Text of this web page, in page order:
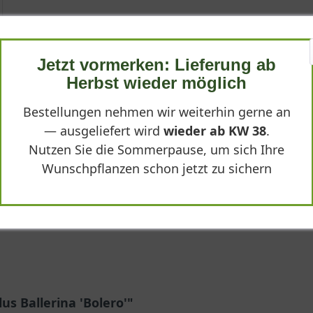
mit ihrer romantischen Optik
sind saftig
‘Bolero‘
‘Bolero‘
Züchtung des Malus Ballerina und zeichnet sich durch
Selektion eignet sich hervorragend für die Pflanzung in kleinen
sehr winterhartem Charakter. Der kleine Strauch
erhältlich
und wird botanisch der Familie der Rosengewächse sowie
Ballerina 'Bolero'"
Jetzt vormerken: Lieferung ab
Herbst wieder möglich
Bestellungen nehmen wir weiterhin gerne an
— ausgeliefert wird wieder ab KW 38.
Nutzen Sie die Sommerpause, um sich Ihre
Wunschpflanzen schon jetzt zu sichern